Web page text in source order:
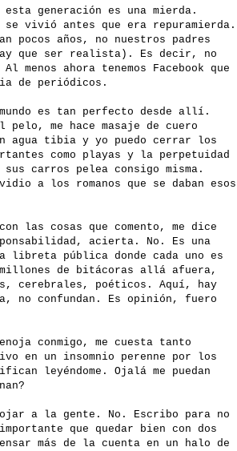
esta generación es una mierda.
vivió antes que era repuramierda.
pocos años, no nuestros padres
que ser realista). Es decir, no
menos ahora tenemos Facebook que
de periódicos.
es tan perfecto desde allí.
pelo, me hace masaje de cuero
agua tibia y yo puedo cerrar los
como playas y la perpetuidad
carros pelea consigo misma.
a los romanos que se daban esos
las cosas que comento, me dice
acierta. No. Es una
libreta pública donde cada uno es
de bitácoras allá afuera,
cerebrales, poéticos. Aquí, hay
no confundan. Es opinión, fuero
conmigo, me cuesta tanto
en un insomnio perenne por los
leyéndome. Ojalá me puedan
a la gente. No. Escribo para no
que quedar bien con dos
más de la cuenta en un halo de